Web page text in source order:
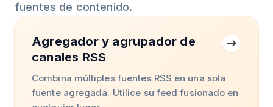
fuentes de contenido.
Agregador y agrupador de
canales RSS
Combina múltiples fuentes RSS en una sola
fuente agregada. Utilice su feed fusionado en